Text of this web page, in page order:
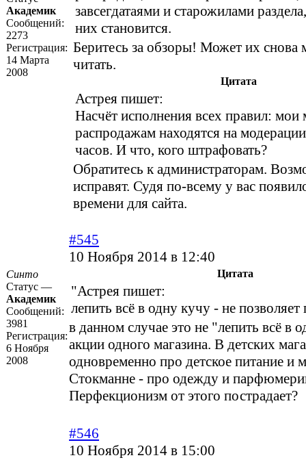
Академик
Сообщений:
2273
Регистрация:
14 Марта
2008
завсегдатаями и старожилами
них становится.
Беритесь за обзоры! Может их снова
читать.
Цитата
Астрея пишет:
Насчёт исполнения всех правил: мои
распродажам находятся на
часов. И что, кого штрафовать?
Обратитесь к администраторам.
исправят. Судя по-всему у вас
времени для сайта.
Синто
Статус —
Академик
Сообщений:
3981
Регистрация:
6 Ноября
2008
#545
10 Ноября 2014 в 12:40
Цитата
"Астрея пишет:
лепить всё в одну кучу - не
в данном случае это не "лепить всё в
акции одного магазина. В детских
одновременно про детское питание и
Стокманне - про одежду и
Перфекционизм от этого пострадает?
#546
10 Ноября 2014 в 15:00